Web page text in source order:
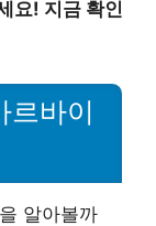
요! 지금 확인
르바이
알아볼까